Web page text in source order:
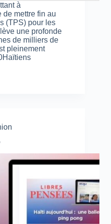
à
de mettre fin au
(TPS) pour les
une profonde
de milliers de
pleinement